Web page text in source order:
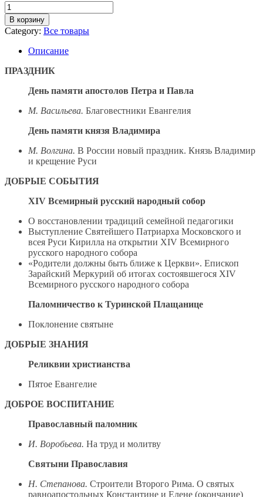
Количество
товара
Покров
№6/474
2010
В корзину
Category: Все товары
Описание
ПРАЗДНИК
День памяти апостолов Петра и Павла
М. Васильева. Благовестники Евангелия
День памяти князя Владимира
М. Волгина. В России новый праздник. Князь Владимир
и крещение Руси
ДОБРЫЕ СОБЫТИЯ
XIV Всемирный русский народный собор
О восстановлении традиций семейной педагогики
Выступление Святейшего Патриарха Московского и
всея Руси Кирилла на открытии XIV Всемирного
русского народного собора
«Родители должны быть ближе к Церкви». Епископ
Зарайский Меркурий об итогах состоявшегося XIV
Всемирного русского народного собора
Паломничество к Туринской Плащанице
Поклонение святыне
ДОБРЫЕ ЗНАНИЯ
Реликвии христианства
Пятое Евангелие
ДОБРОЕ ВОСПИТАНИЕ
Православный паломник
И. Воробьева. На труд и молитву
Святыни Православия
Н. Степанова. Строители Второго Рима. О святых
равноапостольных Константине и Елене (окончание)